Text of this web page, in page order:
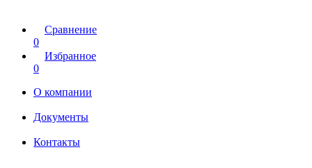
Сравнение
0
Избранное
0
О компании
Документы
Контакты